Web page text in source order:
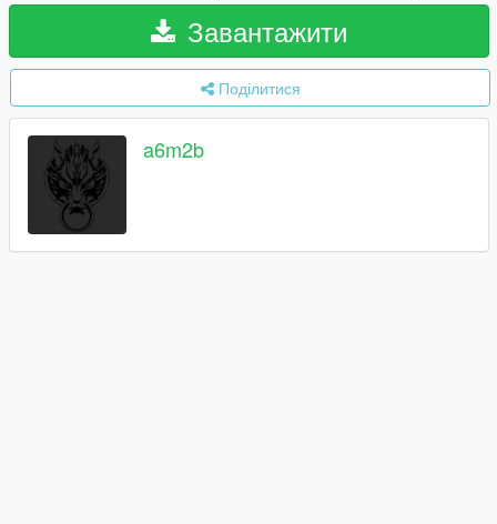
Завантажити
Поділитися
a6m2b